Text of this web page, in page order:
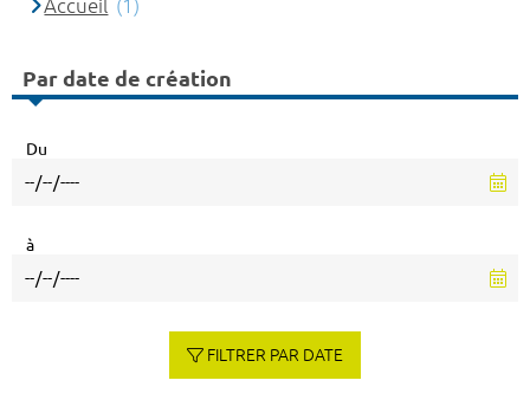
Accueil (1)
Par date de création
Du
à
FILTRER PAR DATE